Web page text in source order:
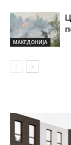
МАКЕДОНИЈА